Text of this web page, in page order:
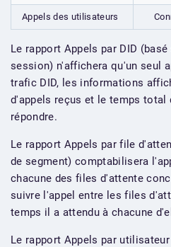
Appels des utilisateurs
Le rapport Appels par DID
session) n'affichera qu'un seul
trafic DID, les informations
d'appels reçus et le temps total
répondre.
Le rapport Appels par file
de segment) comptabilisera
chacune des files d'attente
suivre l'appel entre les files
temps il a attendu à chacune
Le rapport Appels par